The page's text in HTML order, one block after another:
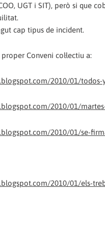
UGT i SIT), però si que
cap tipus de incident.
Conveni col·lectiu a:
2010/01/
2010/01/
2010/01/se-
2010/01/els-